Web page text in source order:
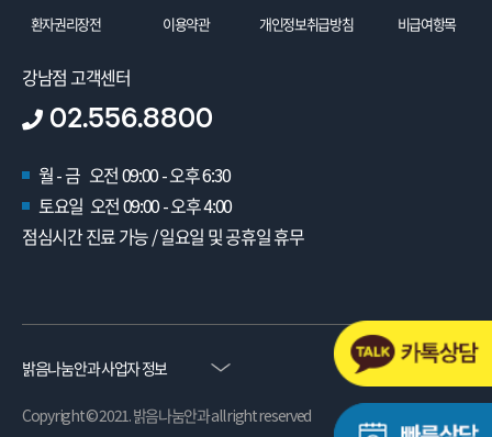
환자권리장전 이용약관 개인정보취급방침 비급여항목
강남점 고객센터
02.556.8800
월 - 금 오전 09:00 - 오후 6:30
토요일 오전 09:00 - 오후 4:00
점심시간 진료 가능 / 일요일 및 공휴일 휴무
밝음나눔안과 사업자 정보
Copyright © 2021. 밝음나눔안과 all right reserved